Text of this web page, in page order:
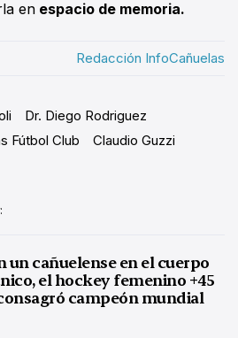
en espacio de memoria.
Redacción InfoCañuelas
Dr. Diego Rodriguez
Fútbol Club
Claudio Guzzi
un cañuelense en el cuerpo
el hockey femenino +45
campeón mundial